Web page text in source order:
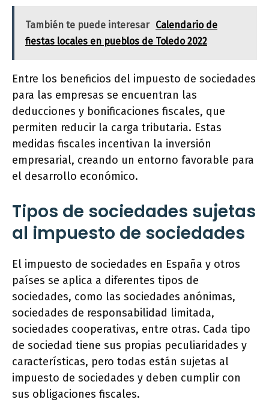
También te puede interesar Calendario de
fiestas locales en pueblos de Toledo 2022
Entre los beneficios del impuesto de sociedades
para las empresas se encuentran las
deducciones y bonificaciones fiscales, que
permiten reducir la carga tributaria. Estas
medidas fiscales incentivan la inversión
empresarial, creando un entorno favorable para
el desarrollo económico.
Tipos de sociedades sujetas
al impuesto de sociedades
El impuesto de sociedades en España y otros
países se aplica a diferentes tipos de
sociedades, como las sociedades anónimas,
sociedades de responsabilidad limitada,
sociedades cooperativas, entre otras. Cada tipo
de sociedad tiene sus propias peculiaridades y
características, pero todas están sujetas al
impuesto de sociedades y deben cumplir con
sus obligaciones fiscales.